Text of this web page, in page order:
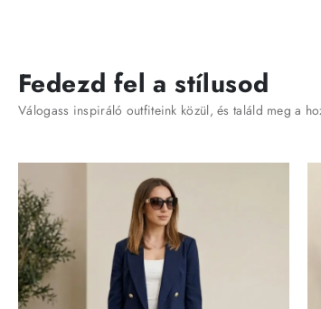
Fedezd fel a stílusod
Válogass inspiráló outfiteink közül, és találd meg a